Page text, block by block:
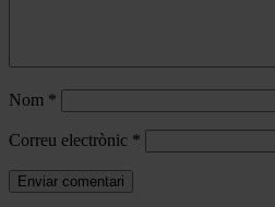
Nom *
Correu electrònic *